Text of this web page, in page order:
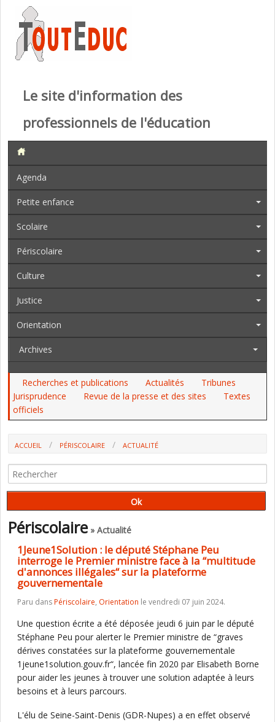
Le site d'information des
professionnels de l'éducation
Agenda
Petite enfance
Scolaire
Périscolaire
Culture
Justice
Orientation
Archives
Recherches et publications Actualités
Tribunes
Jurisprudence
Revue de la presse et des sites
Textes
officiels
ACCUEIL PÉRISCOLAIRE
ACTUALITÉ
PREMIER MINISTRE FACE À LA “MULTITUDE D'ANNONCES ILLÉGALES“ SUR
LA PLATEFORME GOUVERNEMENTALE
Périscolaire» Actualité
1Jeune1Solution : le député Stéphane Peu
interroge le Premier ministre face à la “multitude
d'annonces illégales“ sur la plateforme
gouvernementale
Paru dansPériscolaire, Orientation le vendredi 07 juin 2024.
Une question écrite a été déposée jeudi 6 juin par le député
Stéphane Peu pour alerter le Premier ministre de “graves
dérives constatées sur la plateforme gouvernementale
1jeune1solution.gouv.fr“, lancée fin 2020 par Elisabeth Borne
pour aider les jeunes à trouver une solution adaptée à leurs
besoins et à leurs parcours.
L'élu de Seine-Saint-Denis (GDR-Nupes) a en effet observé